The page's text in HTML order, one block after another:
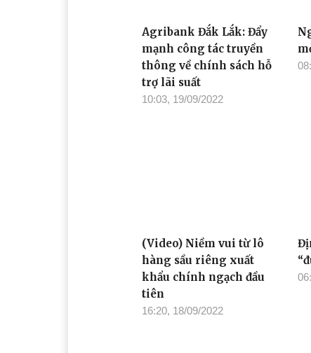
Agribank Đắk Lắk: Đẩy
mạnh công tác truyền
thông về chính sách hỗ
trợ lãi suất
10:03, 19/09/2022
(Video) Niềm vui từ lô
hàng sầu riêng xuất
khẩu chính ngạch đầu
tiên
16:20, 18/09/2022